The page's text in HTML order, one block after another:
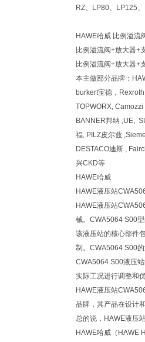
RZ、LP80、LP125
HAWE哈威 比例溢流
比例溢流阀+放大器
比例溢流阀+放大器
本主做部分品牌：
burkert宝德，
TOPWORX,
BANNER邦纳 ,UE,
福, PILZ皮尔兹
DESTACO迪斯 ,
兴CKD等
HAWE哈威
HAWE液压站
HAWE液压站
械。CWA5064 S00
该液压站的核心部件
制。CWA5064 S00
CWA5064 S00液压
实际工况进行调整和
HAWE液压站
品牌，其产品在设计
总的说，HAWE液压
HAWE哈威（HAWE